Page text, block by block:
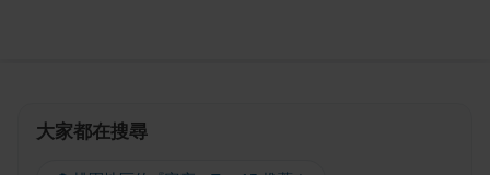
大家都在搜尋